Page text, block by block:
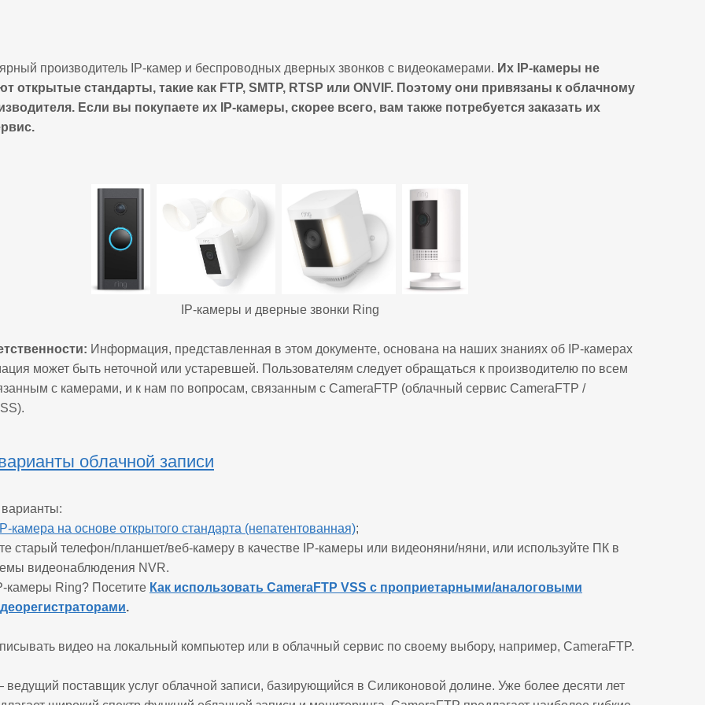
производитель IP-камер и беспроводных дверных звонков с видеокамерами. Их IP-камеры не
открытые стандарты, такие как FTP, SMTP, RTSP или ONVIF. Поэтому они привязаны к облачному
Если вы покупаете их IP-камеры, скорее всего, вам также потребуется заказать их
IP-камеры и дверные звонки Ring
Информация, представленная в этом документе, основана на наших знаниях об IP-камерах
может быть неточной или устаревшей. Пользователям следует обращаться к производителю по всем
с камерами, и к нам по вопросам, связанным с CameraFTP (облачный сервис CameraFTP /
облачной записи
варианты:
камера на основе открытого стандарта (непатентованная);
старый телефон/планшет/веб-камеру в качестве IP-камеры или видеоняни/няни, или используйте ПК в
видеонаблюдения NVR.
камеры Ring? Посетите Как использовать CameraFTP VSS с проприетарными/аналоговыми
.
видео на локальный компьютер или в облачный сервис по своему выбору, например, CameraFTP.
поставщик услуг облачной записи, базирующийся в Силиконовой долине. Уже более десяти лет